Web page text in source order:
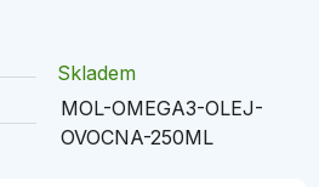
Skladem
MOL-OMEGA3-OLEJ-
OVOCNA-250ML